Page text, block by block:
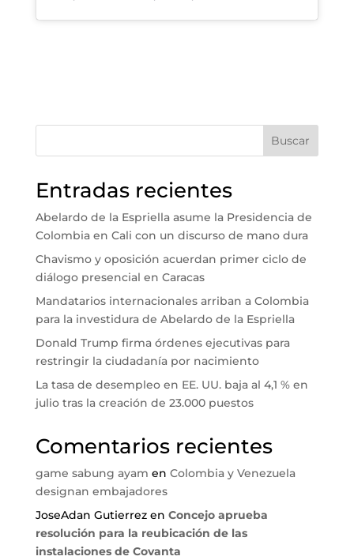
Buscar
Entradas recientes
Abelardo de la Espriella asume la Presidencia de
Colombia en Cali con un discurso de mano dura
Chavismo y oposición acuerdan primer ciclo de
diálogo presencial en Caracas
Mandatarios internacionales arriban a Colombia
para la investidura de Abelardo de la Espriella
Donald Trump firma órdenes ejecutivas para
restringir la ciudadanía por nacimiento
La tasa de desempleo en EE. UU. baja al 4,1 % en
julio tras la creación de 23.000 puestos
Comentarios recientes
game sabung ayam en Colombia y Venezuela
designan embajadores
JoseAdan Gutierrezen Concejo aprueba
resolución para la reubicación de las
instalaciones de Covanta